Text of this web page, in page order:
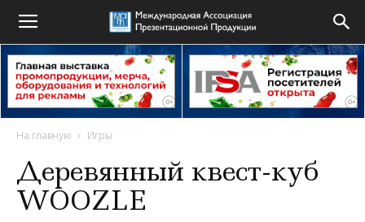
На главную Игры
Деревянный квест-куб
WOOZLE